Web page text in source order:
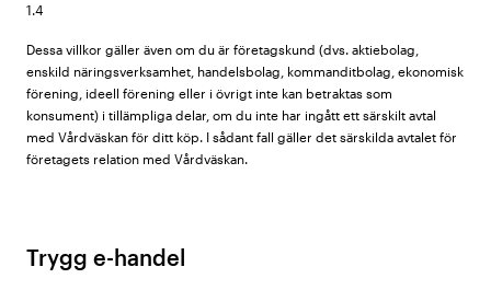
1.4
Dessa villkor gäller även om du är företagskund (dvs. aktiebolag,
enskild näringsverksamhet, handelsbolag, kommanditbolag, ekonomisk
förening, ideell förening eller i övrigt inte kan betraktas som
konsument) i tillämpliga delar, om du inte har ingått ett särskilt avtal
med Vårdväskan för ditt köp. I sådant fall gäller det särskilda avtalet för
företagets relation med Vårdväskan.
Trygg e-handel